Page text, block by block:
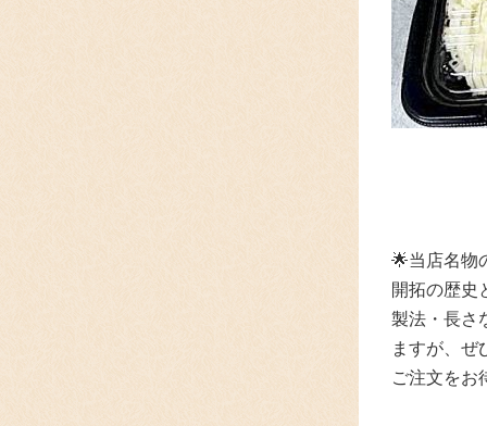
🌟当店名物
開拓の歴史
製法・長さ
ますが、 ぜ
ご注文をお